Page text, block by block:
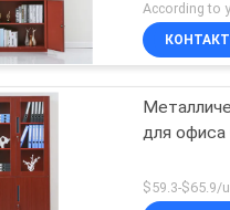
КОНТАКТ
для офиса